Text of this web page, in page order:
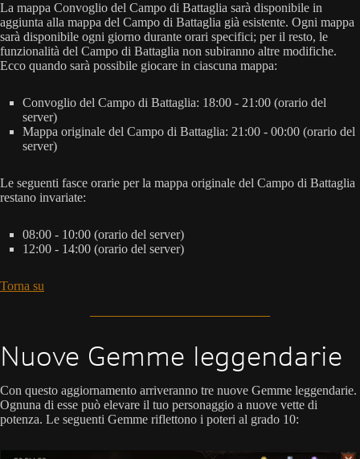
La mappa Convoglio del Campo di Battaglia sarà disponibile in
aggiunta alla mappa del Campo di Battaglia già esistente. Ogni mappa
sarà disponibile ogni giorno durante orari specifici; per il resto, le
funzionalità del Campo di Battaglia non subiranno altre modifiche.
Ecco quando sarà possibile giocare in ciascuna mappa:
Convoglio del Campo di Battaglia: 18:00 - 21:00 (orario del
server)
Mappa originale del Campo di Battaglia: 21:00 - 00:00 (orario del
server)
Le seguenti fasce orarie per la mappa originale del Campo di Battaglia
restano invariate:
08:00 - 10:00 (orario del server)
12:00 - 14:00 (orario del server)
Torna su
Nuove Gemme leggendarie
Con questo aggiornamento arriveranno tre nuove Gemme leggendarie.
Ognuna di esse può elevare il tuo personaggio a nuove vette di
potenza. Le seguenti Gemme riflettono i poteri al grado 10: